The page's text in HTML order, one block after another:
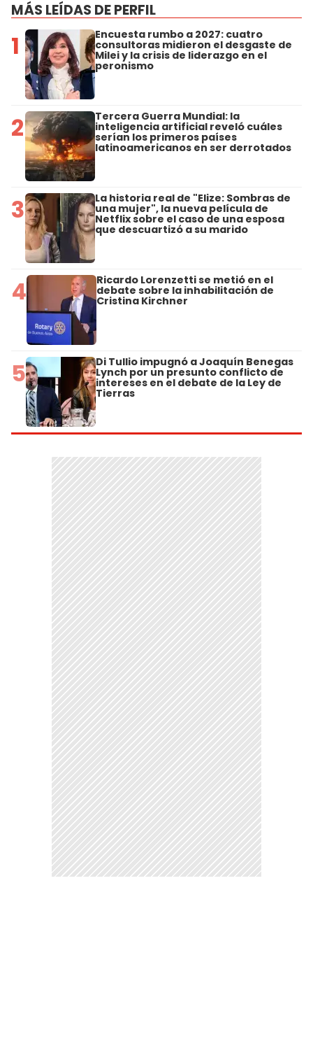
MÁS LEÍDAS DE PERFIL
1 Encuesta rumbo a 2027: cuatro
consultoras midieron el desgaste de
Milei y la crisis de liderazgo en el
peronismo
2 Tercera Guerra Mundial: la
inteligencia artificial reveló cuáles
serían los primeros países
latinoamericanos en ser derrotados
3 La historia real de "Elize: Sombras de
una mujer", la nueva película de
Netflix sobre el caso de una esposa
que descuartizó a su marido
4 Ricardo Lorenzetti se metió en el
debate sobre la inhabilitación de
Cristina Kirchner
5 Di Tullio impugnó a Joaquín Benegas
Lynch por un presunto conflicto de
intereses en el debate de la Ley de
Tierras